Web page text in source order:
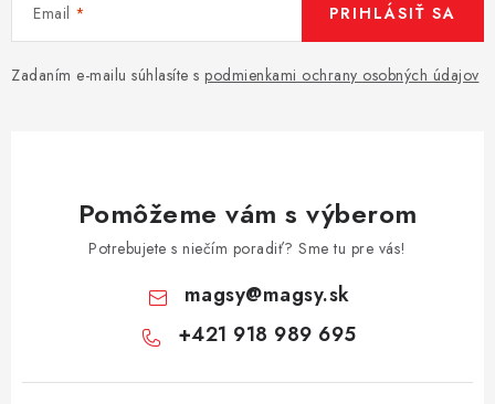
Email
Zadaním e-mailu súhlasíte s podmienkami ochrany osobných údajov
PRIHLÁSIŤ SA
Pomôžeme vám s výberom
Potrebujete s niečím poradiť? Sme tu pre vás!
magsy@magsy.sk
+421 918 989 695